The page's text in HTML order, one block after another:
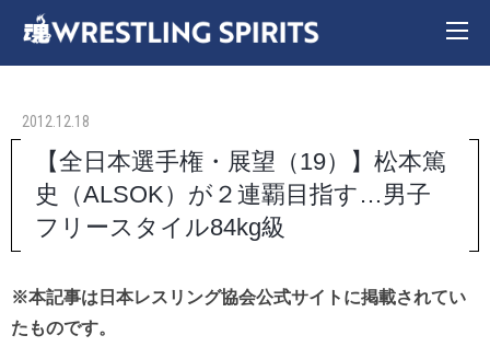
2012.12.18
【全日本選手権・展望（19）】松本篤
史（ALSOK）が２連覇目指す…男子
フリースタイル84kg級
※本記事は日本レスリング協会公式サイトに掲載されてい
たものです。